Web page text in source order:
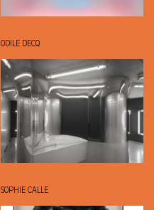
ODILE DECQ
SOPHIE CALLE